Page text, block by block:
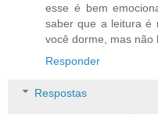
esse é bem
saber que a leitura é
você dorme, mas não
Responder
Respostas